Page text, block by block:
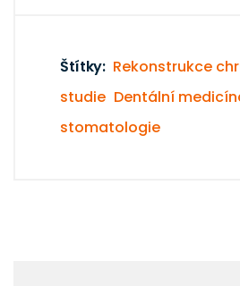
Štítky: Rekonstrukce
studie Dentální
stomatologie